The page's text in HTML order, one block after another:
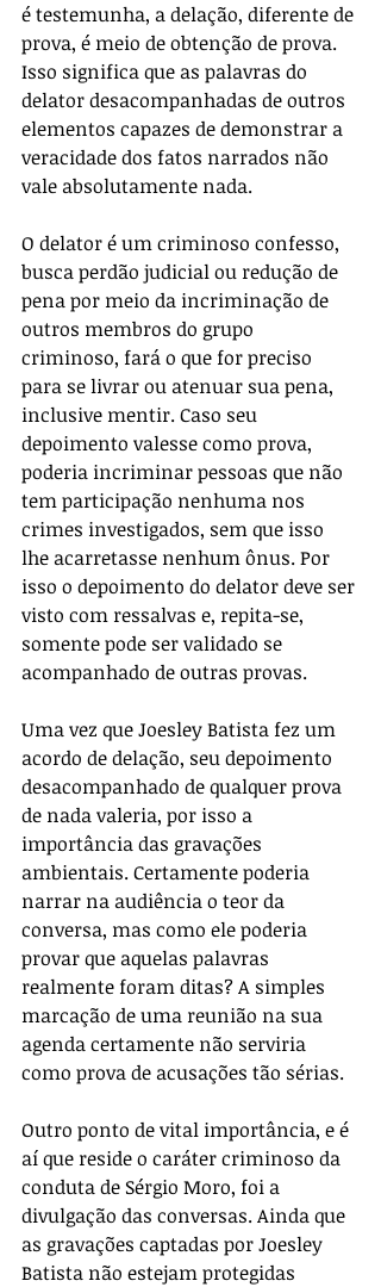
é testemunha, a delação, diferente de
prova, é meio de obtenção de prova.
Isso significa que as palavras do
delator desacompanhadas de outros
elementos capazes de demonstrar a
veracidade dos fatos narrados não
vale absolutamente nada.
O delator é um criminoso confesso,
busca perdão judicial ou redução de
pena por meio da incriminação de
outros membros do grupo
criminoso, fará o que for preciso
para se livrar ou atenuar sua pena,
inclusive mentir. Caso seu
depoimento valesse como prova,
poderia incriminar pessoas que não
tem participação nenhuma nos
crimes investigados, sem que isso
lhe acarretasse nenhum ônus. Por
isso o depoimento do delator deve ser
visto com ressalvas e, repita-se,
somente pode ser validado se
acompanhado de outras provas.
Uma vez que Joesley Batista fez um
acordo de delação, seu depoimento
desacompanhado de qualquer prova
de nada valeria, por isso a
importância das gravações
ambientais. Certamente poderia
narrar na audiência o teor da
conversa, mas como ele poderia
provar que aquelas palavras
realmente foram ditas? A simples
marcação de uma reunião na sua
agenda certamente não serviria
como prova de acusações tão sérias.
Outro ponto de vital importância, e é
aí que reside o caráter criminoso da
conduta de Sérgio Moro, foi a
divulgação das conversas. Ainda que
as gravações captadas por Joesley
Batista não estejam protegidas